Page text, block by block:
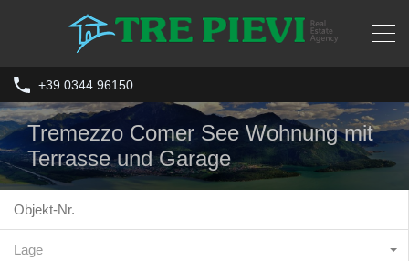
+39 0344 96150
Tremezzo Comer See Wohnung mit
Terrasse und Garage
Lage